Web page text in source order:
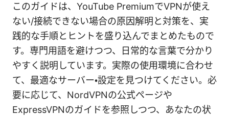
このガイドは、YouTube PremiumでVPNが使え
ない/接続できない場合の原因解明と対策を、実
践的な手順とヒントを盛り込んでまとめたもので
す。専門用語を避けつつ、日常的な言葉で分かり
やすく説明しています。実際の使用環境に合わせ
て、最適なサーバー・設定を見つけてください。必
要に応じて、NordVPNの公式ページや
ExpressVPNのガイドを参照しつつ、あなたの状